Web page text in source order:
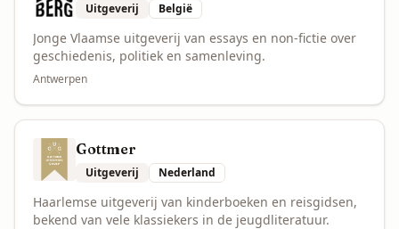
Uitgeverij België
Jonge Vlaamse uitgeverij van essays en non-fictie over
geschiedenis, politiek en samenleving.
Antwerpen
Gottmer
Uitgeverij Nederland
Haarlemse uitgeverij van kinderboeken en reisgidsen,
bekend van vele klassiekers in de jeugdliteratuur.